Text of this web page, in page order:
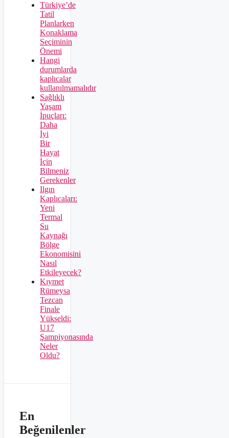
Türkiye’de
Tatil
Planlarken
Konaklama
Seçiminin
Önemi
Hangi
durumlarda
kaplıcalar
kullanılmamalıdır
Sağlıklı
Yaşam
İpuçları:
Daha
İyi
Bir
Hayat
İçin
Bilmeniz
Gerekenler
Ilgın
Kaplıcaları:
Yeni
Termal
Su
Kaynağı
Bölge
Ekonomisini
Nasıl
Etkileyecek?
Kıymet
Rümeysa
Tezcan
Finale
Yükseldi:
U17
Şampiyonasında
Neler
Oldu?
En
Beğenilenler